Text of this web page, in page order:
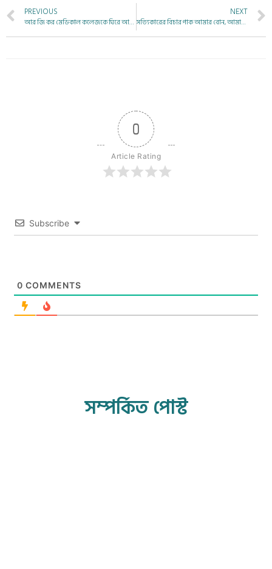
PREVIOUS
আর জি কর মেডিকাল কলেজকে ঘিরে আন্দোলন নিয়ে আরও
NEXT
সত্যিকারের বিচার পাক আমার বোন, আমাদের তিলোত্তমা।
0
Article Rating
Subscribe
0 COMMENTS
সম্পর্কিত পোস্ট